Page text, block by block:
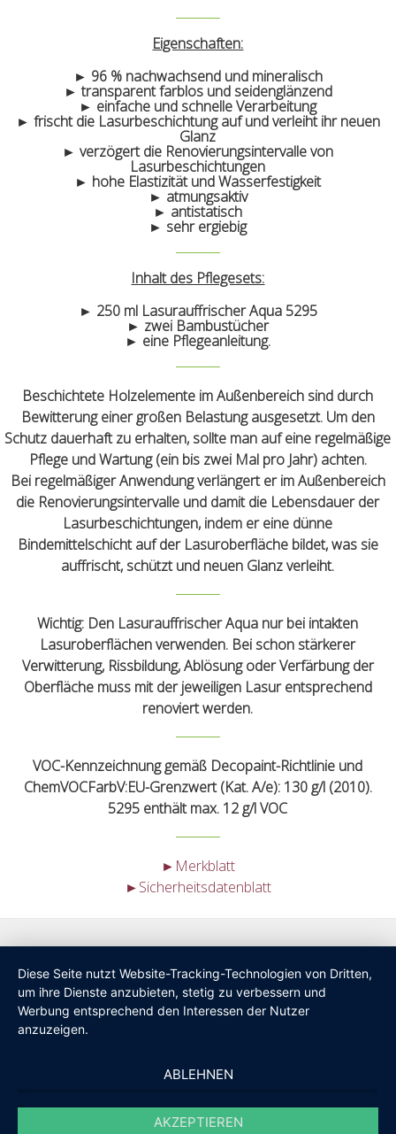
Eigenschaften:
► 96 % nachwachsend und mineralisch
► transparent farblos und seidenglänzend
► einfache und schnelle Verarbeitung
► frischt die Lasurbeschichtung auf und verleiht ihr neuen
Glanz
► verzögert die Renovierungsintervalle von
Lasurbeschichtungen
► hohe Elastizität und Wasserfestigkeit
► atmungsaktiv
► antistatisch
► sehr ergiebig
Inhalt des Pflegesets:
► 250 ml Lasurauffrischer Aqua 5295
► zwei Bambustücher
► eine Pflegeanleitung.
Beschichtete Holzelemente im Außenbereich sind durch
Bewitterung einer großen Belastung ausgesetzt. Um den
Schutz dauerhaft zu erhalten, sollte man auf eine regelmäßige
Pflege und Wartung (ein bis zwei Mal pro Jahr) achten.
Bei regelmäßiger Anwendung verlängert er im Außenbereich
die Renovierungsintervalle und damit die Lebensdauer der
Lasurbeschichtungen, indem er eine dünne
Bindemittelschicht auf der Lasuroberfläche bildet, was sie
auffrischt, schützt und neuen Glanz verleiht.
Wichtig: Den Lasurauffrischer Aqua nur bei intakten
Lasuroberflächen verwenden. Bei schon stärkerer
Verwitterung, Rissbildung, Ablösung oder Verfärbung der
Oberfläche muss mit der jeweiligen Lasur entsprechend
renoviert werden.
VOC-Kennzeichnung gemäß Decopaint-Richtlinie und
ChemVOCFarbV:EU-Grenzwert (Kat. A/e): 130 g/l (2010).
5295 enthält max. 12 g/l VOC
►Merkblatt
►Sicherheitsdatenblatt
Diese Seite nutzt Website-Tracking-Technologien von Dritten,
um ihre Dienste anzubieten, stetig zu verbessern und
Werbung entsprechend den Interessen der Nutzer
anzuzeigen.
ABLEHNEN
AKZEPTIEREN